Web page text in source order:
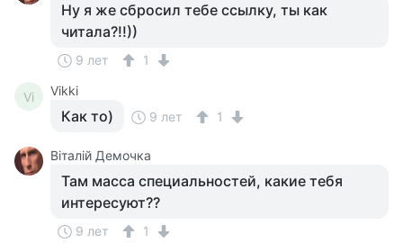
Ну я же сбросил тебе ссылку, ты как
читала?!!))
9 лет 1
Vi Vikki
Как то) 9 лет 1
Віталій Демочка
Там масса специальностей, какие тебя
интересуют??
9 лет 1